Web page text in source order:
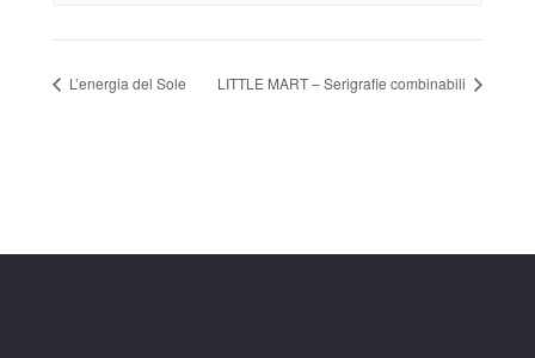
L’energia del Sole LITTLE MART – Serigrafie combinabili